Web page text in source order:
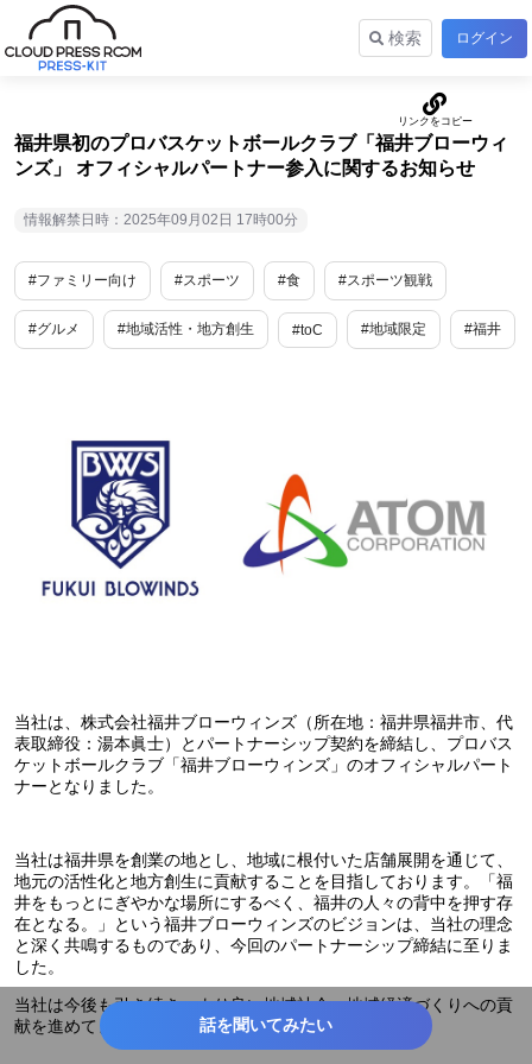
検索 ログイン
福井県初のプロバスケットボールクラブ「福井ブローウィ
ンズ」 オフィシャルパートナー参入に関するお知らせ
情報解禁日時：2025年09月02日 17時00分
#ファミリー向け #スポーツ #食 #スポーツ観戦
#グルメ #地域活性・地方創生 #toC #地域限定 #福井
当社は、株式会社福井ブローウィンズ（所在地：福井県福井市、代
表取締役：湯本眞士）とパートナーシップ契約を締結し、プロバス
ケットボールクラブ「福井ブローウィンズ」のオフィシャルパート
ナーとなりました。
当社は福井県を創業の地とし、地域に根付いた店舗展開を通じて、
地元の活性化と地方創生に貢献することを目指しております。「福
井をもっとにぎやかな場所にするべく、福井の人々の背中を押す存
在となる。」という福井ブローウィンズのビジョンは、当社の理念
と深く共鳴するものであり、今回のパートナーシップ締結に至りま
した。
当社は今後も引き続き、より良い地域社会・地域経済づくりへの貢
献を進めてまいります。
話を聞いてみたい